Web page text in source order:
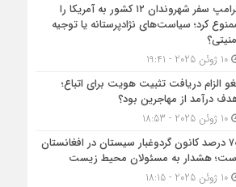
ترامپ سفر شهروندان ۱۲ کشور به آمریکا را
کرد؛ سیاست‌های نژادپرستانه یا توجیه
10 ژوئن 2025 - 19:41
الزام دریافت تثبیت هویت برای اتباع؛
درآمد از مهاجرین بود؟
10 ژوئن 2025 - 18:53
۷۰ درصد کانون گردوغبار سیستان در افغانستان
هشدار به مسئولان محیط زیست
10 ژوئن 2025 - 18:15